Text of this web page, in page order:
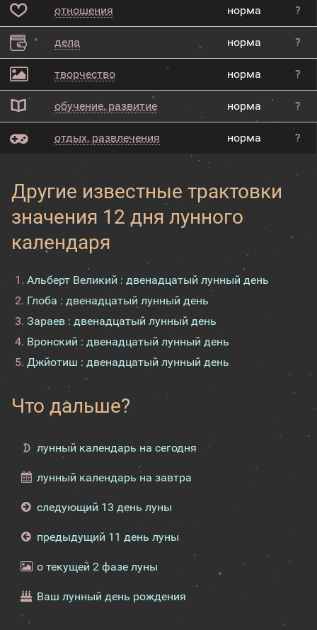
отношения норма ?
дела норма ?
творчество норма ?
обучение, развитие норма ?
отдых, развлечения норма ?
Другие известные трактовки
значения 12 дня лунного
календаря
Альберт Великий : двенадцатый лунный день
Глоба : двенадцатый лунный день
Зараев : двенадцатый лунный день
Вронский : двенадцатый лунный день
Джйотиш : двенадцатый лунный день
Что дальше?
лунный календарь на сегодня
лунный календарь на завтра
следующий 13 день луны
предыдущий 11 день луны
о текущей 2 фазе луны
Ваш лунный день рождения